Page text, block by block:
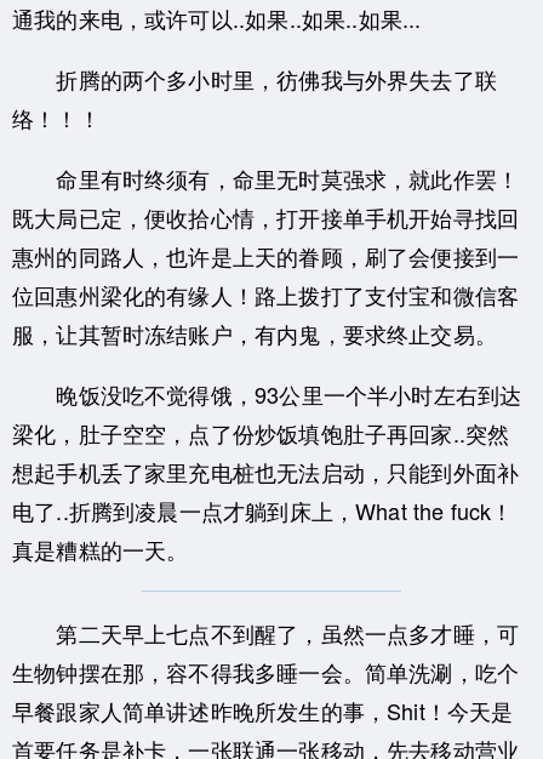
通我的来电，或许可以..如果..如果..如果...
折腾的两个多小时里，彷佛我与外界失去了联
络！！！
命里有时终须有，命里无时莫强求，就此作罢！
既大局已定，便收拾心情，打开接单手机开始寻找回
惠州的同路人，也许是上天的眷顾，刷了会便接到一
位回惠州梁化的有缘人！路上拨打了支付宝和微信客
服，让其暂时冻结账户，有内鬼，要求终止交易。
晚饭没吃不觉得饿，93公里一个半小时左右到达
梁化，肚子空空，点了份炒饭填饱肚子再回家..突然
想起手机丢了家里充电桩也无法启动，只能到外面补
电了..折腾到凌晨一点才躺到床上，What the fuck！
真是糟糕的一天。
第二天早上七点不到醒了，虽然一点多才睡，可
生物钟摆在那，容不得我多睡一会。简单洗涮，吃个
早餐跟家人简单讲述昨晚所发生的事，Shit！今天是
首要任务是补卡，一张联通一张移动，先去移动营业